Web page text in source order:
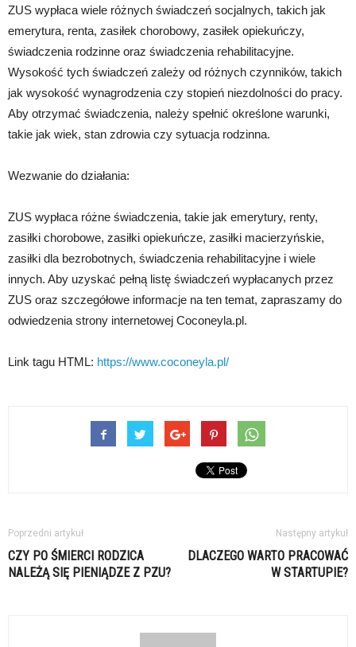
ZUS wypłaca wiele różnych świadczeń socjalnych, takich jak
emerytura, renta, zasiłek chorobowy, zasiłek opiekuńczy,
świadczenia rodzinne oraz świadczenia rehabilitacyjne.
Wysokość tych świadczeń zależy od różnych czynników, takich
jak wysokość wynagrodzenia czy stopień niezdolności do pracy.
Aby otrzymać świadczenia, należy spełnić określone warunki,
takie jak wiek, stan zdrowia czy sytuacja rodzinna.
Wezwanie do działania:
ZUS wypłaca różne świadczenia, takie jak emerytury, renty,
zasiłki chorobowe, zasiłki opiekuńcze, zasiłki macierzyńskie,
zasiłki dla bezrobotnych, świadczenia rehabilitacyjne i wiele
innych. Aby uzyskać pełną listę świadczeń wypłacanych przez
ZUS oraz szczegółowe informacje na ten temat, zapraszamy do
odwiedzenia strony internetowej Coconeyla.pl.
Link tagu HTML: https://www.coconeyla.pl/
Poprzedni artykuł
CZY PO ŚMIERCI RODZICA
NALEŻĄ SIĘ PIENIĄDZE Z PZU?
Następny artykuł
DLACZEGO WARTO PRACOWAĆ
W STARTUPIE?